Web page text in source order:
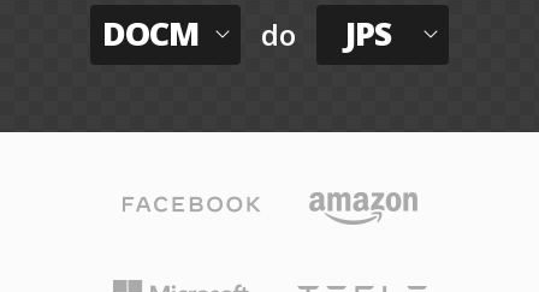
DOCM do JPS